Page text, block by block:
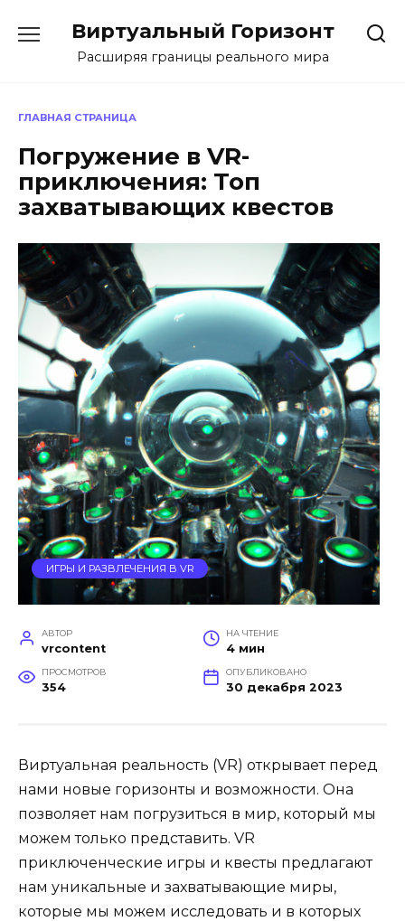
содержанию
Виртуальный Горизонт
Расширяя границы реального мира
ГЛАВНАЯ СТРАНИЦА
Погружение в VR-
приключения: Топ
захватывающих квестов
ИГРЫ И РАЗВЛЕЧЕНИЯ В VR
АВТОР
vrcontent
НА ЧТЕНИЕ
4 мин
ПРОСМОТРОВ
354
ОПУБЛИКОВАНО
30 декабря 2023
Виртуальная реальность (VR) открывает перед
нами новые горизонты и возможности. Она
позволяет нам погрузиться в мир, который мы
можем только представить. VR
приключенческие игры и квесты предлагают
нам уникальные и захватывающие миры,
которые мы можем исследовать и в которых